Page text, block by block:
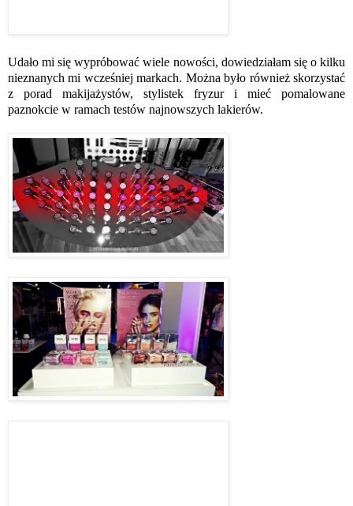
Udało mi się wypróbować wiele nowości, dowiedziałam się o kilku
nieznanych mi wcześniej markach. Można było również skorzystać
z porad makijażystów, stylistek fryzur i mieć pomalowane
paznokcie w ramach testów najnowszych lakierów.